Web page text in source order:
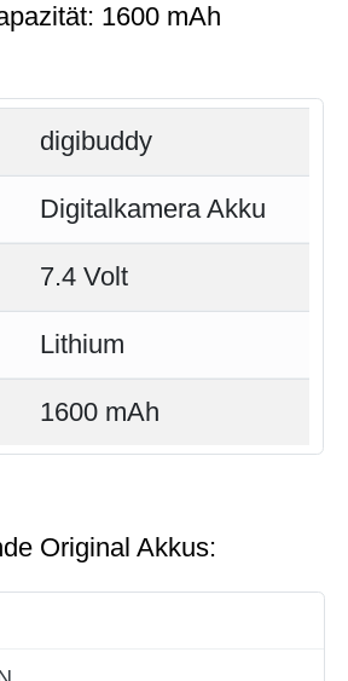
1600 mAh
digibuddy
Digitalkamera Akku
7.4 Volt
Lithium
1600 mAh
Original Akkus: